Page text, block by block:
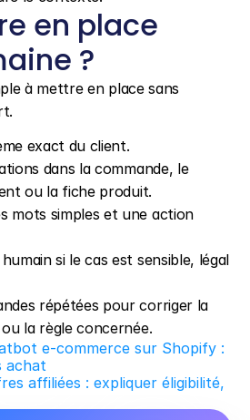
en place
?
à mettre en place sans
exact du client.
dans la commande, le
ou la fiche produit.
mots simples et une action
si le cas est sensible, légal
répétées pour corriger la
la règle concernée.
e-commerce sur Shopify :
achat
affiliées : expliquer éligibilité,